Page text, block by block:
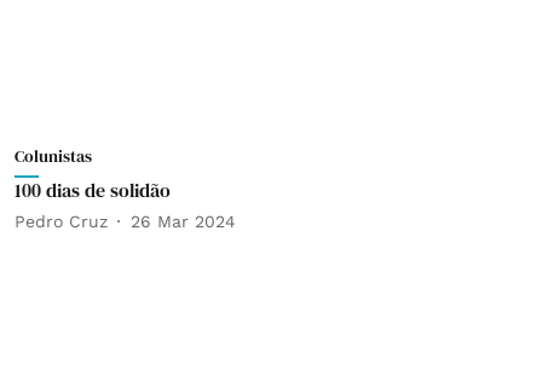
Colunistas
100 dias de solidão
Pedro Cruz 26 Mar 2024